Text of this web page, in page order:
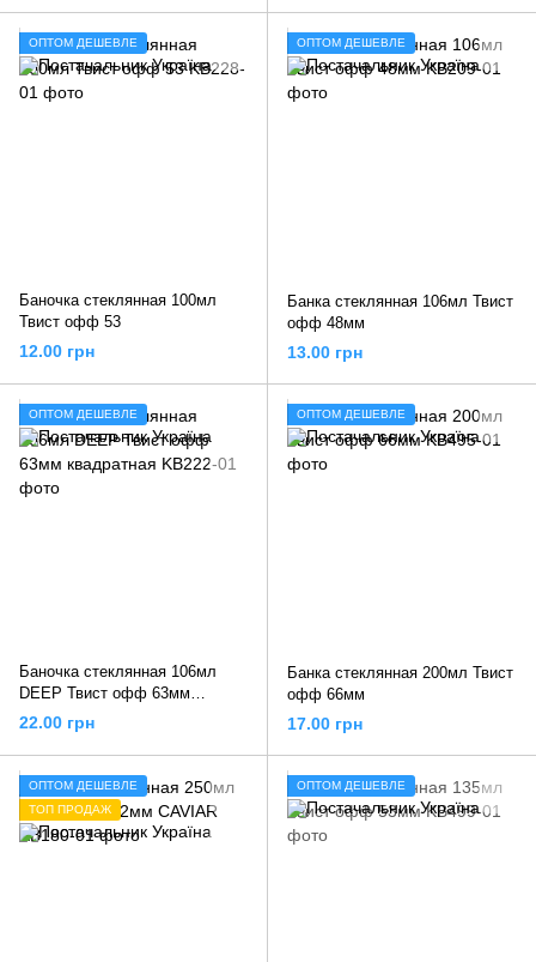
ОПТОМ ДЕШЕВЛЕ
Баночка стеклянная 100мл
Твист офф 53
12.00 грн
ОПТОМ ДЕШЕВЛЕ
Банка стеклянная 106мл Твист
офф 48мм
13.00 грн
ОПТОМ ДЕШЕВЛЕ
Баночка стеклянная 106мл
DEEP Твист офф 63мм
квадратная
22.00 грн
ОПТОМ ДЕШЕВЛЕ
Банка стеклянная 200мл Твист
офф 66мм
17.00 грн
ОПТОМ ДЕШЕВЛЕ
ТОП ПРОДАЖ
ОПТОМ ДЕШЕВЛЕ